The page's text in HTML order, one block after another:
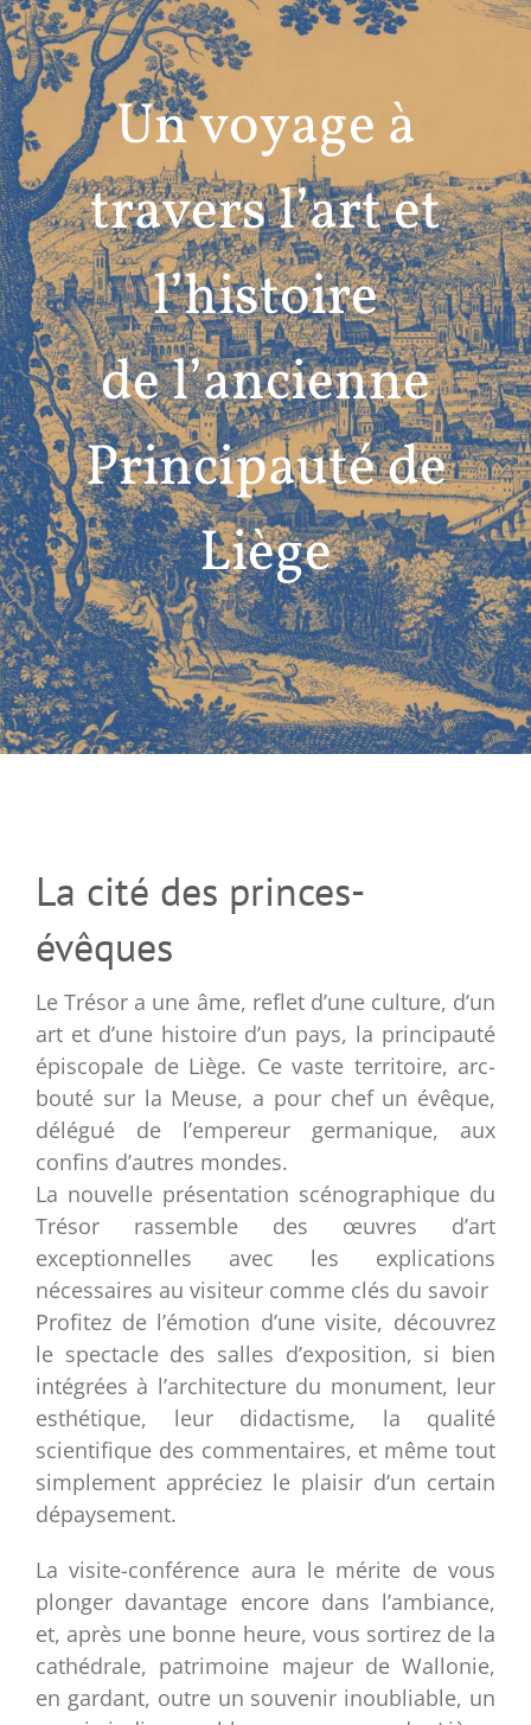
Un voyage à
travers l’art et
l’histoire
de l’ancienne
Principauté de
Liège
La cité des princes-
évêques
Le Trésor a une âme, reflet d’une culture, d’un
art et d’une histoire d’un pays, la principauté
épiscopale de Liège. Ce vaste territoire, arc-
bouté sur la Meuse, a pour chef un évêque,
délégué de l’empereur germanique, aux
confins d’autres mondes.
La nouvelle présentation scénographique du
Trésor rassemble des œuvres d’art
exceptionnelles avec les explications
nécessaires au visiteur comme clés du savoir
Profitez de l’émotion d’une visite, découvrez
le spectacle des salles d’exposition, si bien
intégrées à l’architecture du monument, leur
esthétique, leur didactisme, la qualité
scientifique des commentaires, et même tout
simplement appréciez le plaisir d’un certain
dépaysement.
La visite-conférence aura le mérite de vous
plonger davantage encore dans l’ambiance,
et, après une bonne heure, vous sortirez de la
cathédrale, patrimoine majeur de Wallonie,
en gardant, outre un souvenir inoubliable, un